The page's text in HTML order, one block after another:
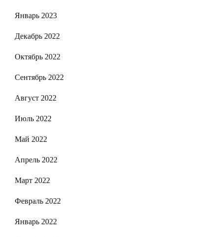
Январь 2023
Декабрь 2022
Октябрь 2022
Сентябрь 2022
Август 2022
Июль 2022
Май 2022
Апрель 2022
Март 2022
Февраль 2022
Январь 2022